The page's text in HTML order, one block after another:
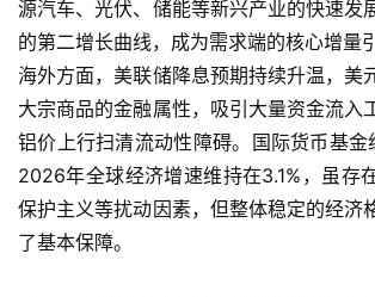
源汽车、光伏、储能等新兴产业的快速发
的第二增长曲线，成为需求端的核心增量引
海外方面，美联储降息预期持续升温，美
大宗商品的金融属性，吸引大量资金流入
铝价上行扫清流动性障碍。国际货币基金
2026年全球经济增速维持在3.1%，虽存
保护主义等扰动因素，但整体稳定的经济
了基本保障。